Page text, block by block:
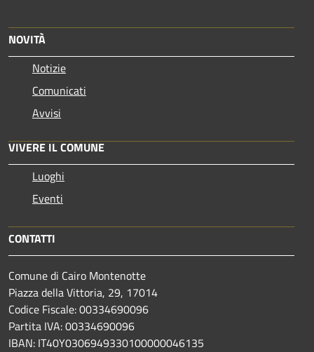
NOVITÀ
Notizie
Comunicati
Avvisi
VIVERE IL COMUNE
Luoghi
Eventi
CONTATTI
Comune di Cairo Montenotte
Piazza della Vittoria, 29, 17014
Codice Fiscale: 00334690096
Partita IVA: 00334690096
IBAN: IT40Y0306949330100000046135